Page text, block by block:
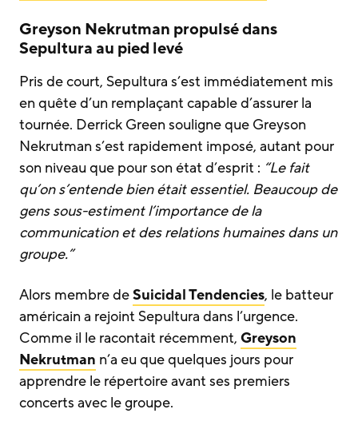
Greyson Nekrutman propulsé dans
Sepultura au pied levé
Pris de court, Sepultura s’est immédiatement mis
en quête d’un remplaçant capable d’assurer la
tournée. Derrick Green souligne que Greyson
Nekrutman s’est rapidement imposé, autant pour
son niveau que pour son état d’esprit : “Le fait
qu’on s’entende bien était essentiel. Beaucoup de
gens sous-estiment l’importance de la
communication et des relations humaines dans un
groupe.”
Alors membre deSuicidal Tendencies, le batteur
américain a rejoint Sepultura dans l’urgence.
Comme il le racontait récemment, Greyson
Nekrutman n’a eu que quelques jours pour
apprendre le répertoire avant ses premiers
concerts avec le groupe.